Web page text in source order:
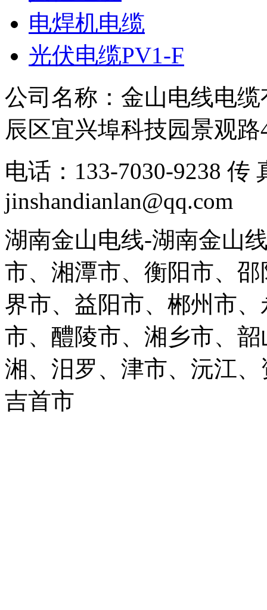
电焊机电缆
光伏电缆PV1-F
公司名称：金山电线电
辰区宜兴埠科技园景观
电话：133-7030-9238 传
jinshandianlan@qq.com
湖南金山电线-湖南金山
市、湘潭市、衡阳市、
界市、益阳市、郴州市
市、醴陵市、湘乡市、
湘、汨罗、津市、沅江
吉首市